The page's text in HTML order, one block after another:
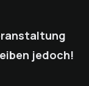
jedoch!